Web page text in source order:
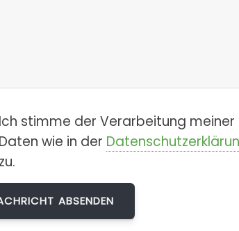
Ich stimme der Verarbeitung meiner
Daten wie in der
zu.